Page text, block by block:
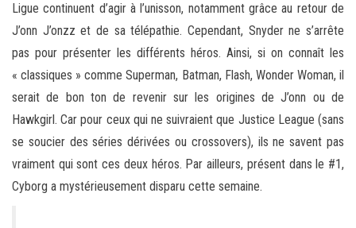
Ligue continuent d’agir à l’unisson, notamment grâce au retour de
J’onn J’onzz et de sa télépathie. Cependant, Snyder ne s’arrête
pas pour présenter les différents héros. Ainsi, si on connaît les
« classiques » comme Superman, Batman, Flash, Wonder Woman, il
serait de bon ton de revenir sur les origines de J’onn ou de
Hawkgirl. Car pour ceux qui ne suivraient que Justice League (sans
se soucier des séries dérivées ou crossovers), ils ne savent pas
vraiment qui sont ces deux héros. Par ailleurs, présent dans le #1,
Cyborg a mystérieusement disparu cette semaine.